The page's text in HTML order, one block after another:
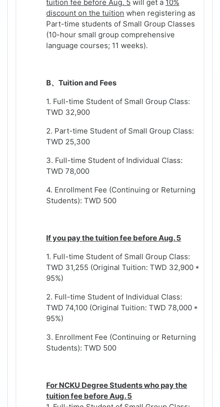
tuition fee before Aug. 5 will get a 10%
discount on the tuition when registering as
Part-time students of Small Group Classes
(10-hour small group comprehensive
language courses; 11 weeks).
B、 Tuition and Fees
1. Full-time Student of Small Group Class:
TWD 32,900
2. Part-time Student of Small Group Class:
TWD 25,300
3. Full-time Student of Individual Class:
TWD 78,000
4. Enrollment Fee (Continuing or Returning
Students): TWD 500
If you pay the tuition fee before Aug. 5
1. Full-time Student of Small Group Class:
TWD 31,255 (Original Tuition: TWD 32,900 *
95%)
2. Full-time Student of Individual Class:
TWD 74,100 (Original Tuition: TWD 78,000 *
95%)
3. Enrollment Fee (Continuing or Returning
Students): TWD 500
For NCKU Degree Students who pay the
tuition fee before Aug. 5